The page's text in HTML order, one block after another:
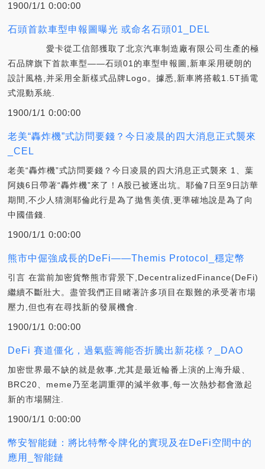
1900/1/1 0:00:00
石頭首款車型申報圖曝光 或命名石頭01_DEL
愛卡從工信部獲取了北京汽車制造廠有限公司生產的極
石品牌旗下首款車型——石頭01的車型申報圖,新車采用硬朗的
設計風格,并采用全新樣式品牌Logo。據悉,新車將搭載1.5T插電
式混動系統.
1900/1/1 0:00:00
老美“轟炸機”式訪問要錢？今日凌晨的四大消息正式襲來
_CEL
老美“轟炸機”式訪問要錢？今日凌晨的四大消息正式襲來 1、葉
阿姨6日帶著“轟炸機”來了！A股已被逐出坑。耶倫7日至9日訪華
期間,不少人猜測耶倫此行是為了拋售美債,更準確地說是為了向
中國借錢.
1900/1/1 0:00:00
熊市中倔強成長的DeFi——Themis Protocol_穩定幣
引言 在當前加密貨幣熊市背景下,DecentralizedFinance(DeFi)
繼續不斷壯大。盡管我們正目睹著許多項目在艱難的承受著市場
壓力,但也有在尋找新的發展機會.
1900/1/1 0:00:00
DeFi 賽道僵化，過氣藍籌能否折騰出新花樣？_DAO
加密世界最不缺的就是敘事,尤其是最近輪番上演的上海升級、
BRC20、meme乃至老調重彈的減半敘事,每一次熱炒都會激起
新的市場關注.
1900/1/1 0:00:00
幣安智能鏈：將比特幣令牌化的實現及在DeFi空間中的
應用_智能鏈